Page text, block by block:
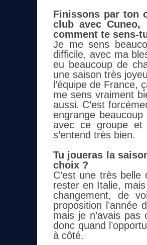
Finissons par ton
club avec Cuneo,
comment te sens-
Je me sens
difficile, avec ma
eu beaucoup de
une saison très
l’équipe de France,
me sens vraiment
aussi. C’est
engrange
avec ce groupe et
s’entend très bien.
Tu joueras la
choix ?
C’est une très belle
rester en Italie,
changement, de
proposition l’année
mais je n’avais pas
donc quand
à côté.